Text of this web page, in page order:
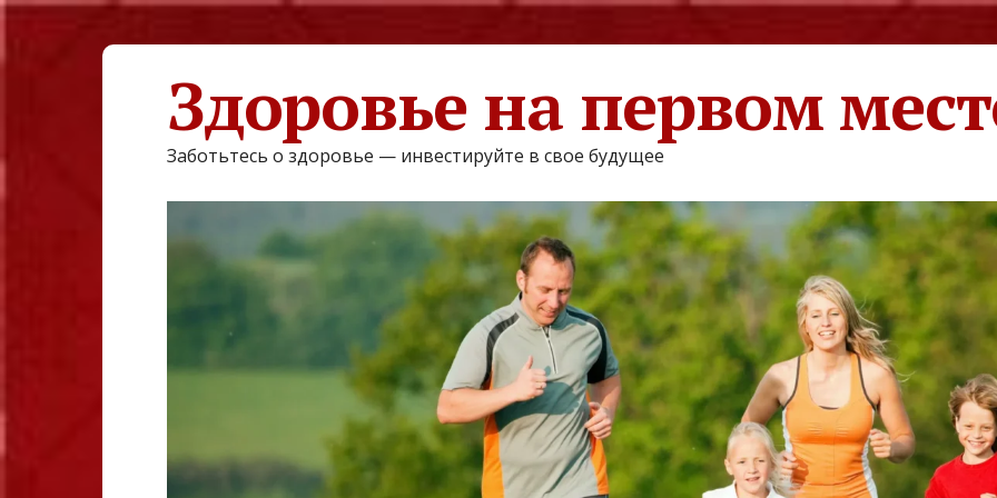
Здоровье на первом
Заботьтесь о здоровье — инвестируйте в свое будущее